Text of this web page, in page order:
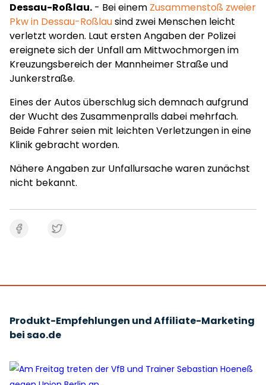
Dessau-Roßlau. - Bei einem Zusammenstoß zweier
Pkw in Dessau-Roßlausind zwei Menschen leicht
verletzt worden. Laut ersten Angaben der Polizei
ereignete sich der Unfall am Mittwochmorgen im
Kreuzungsbereich der Mannheimer Straße und
Junkerstraße.
Eines der Autos überschlug sich demnach aufgrund
der Wucht des Zusammenpralls dabei mehrfach.
Beide Fahrer seien mit leichten Verletzungen in eine
Klinik gebracht worden.
Nähere Angaben zur Unfallursache waren zunächst
nicht bekannt.
Produkt-Empfehlungen und Affiliate-Marketing
bei sao.de